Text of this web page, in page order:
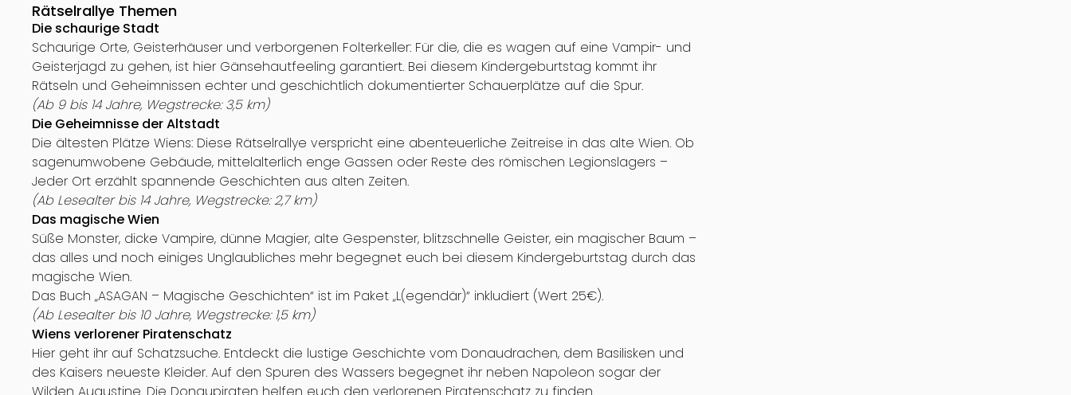
Rätselrallye Themen
Die schaurige Stadt
Schaurige Orte, Geisterhäuser und verborgenen Folterkeller: Für die, die es wagen auf eine Vampir- und
Geisterjagd zu gehen, ist hier Gänsehautfeeling garantiert. Bei diesem Kindergeburtstag kommt ihr
Rätseln und Geheimnissen echter und geschichtlich dokumentierter Schauerplätze auf die Spur.
(Ab 9 bis 14 Jahre, Wegstrecke: 3,5 km)
Die Geheimnisse der Altstadt
Die ältesten Plätze Wiens: Diese Rätselrallye verspricht eine abenteuerliche Zeitreise in das alte Wien. Ob
sagenumwobene Gebäude, mittelalterlich enge Gassen oder Reste des römischen Legionslagers –
Jeder Ort erzählt spannende Geschichten aus alten Zeiten.
(Ab Lesealter bis 14 Jahre, Wegstrecke: 2,7 km)
Das magische Wien
Süße Monster, dicke Vampire, dünne Magier, alte Gespenster, blitzschnelle Geister, ein magischer Baum –
das alles und noch einiges Unglaubliches mehr begegnet euch bei diesem Kindergeburtstag durch das
magische Wien.
Das Buch „ASAGAN – Magische Geschichten“ ist im Paket „L(egendär)“ inkludiert (Wert 25€).
(Ab Lesealter bis 10 Jahre, Wegstrecke: 1,5 km)
Wiens verlorener Piratenschatz
Hier geht ihr auf Schatzsuche. Entdeckt die lustige Geschichte vom Donaudrachen, dem Basilisken und
des Kaisers neueste Kleider. Auf den Spuren des Wassers begegnet ihr neben Napoleon sogar der